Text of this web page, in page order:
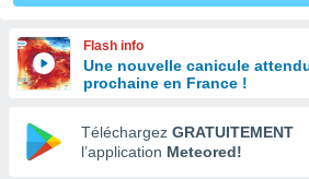
en
Flash info
Une nouvelle canicule
prochaine en France !
Téléchargez GRATUITEMENT
l’application Meteored!